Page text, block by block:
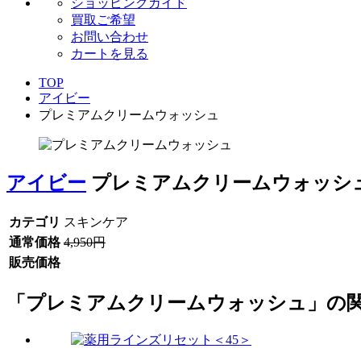
ショッピングガイド
買取ご希望
お問い合わせ
カートを見る
TOP
アイビー
プレミアムクリームウォッシュ
アイビー プレミアムクリームウォッシ
カテゴリ スキンケア
通常価格 4,950円
販売価格
「プレミアムクリームウォッシュ」の